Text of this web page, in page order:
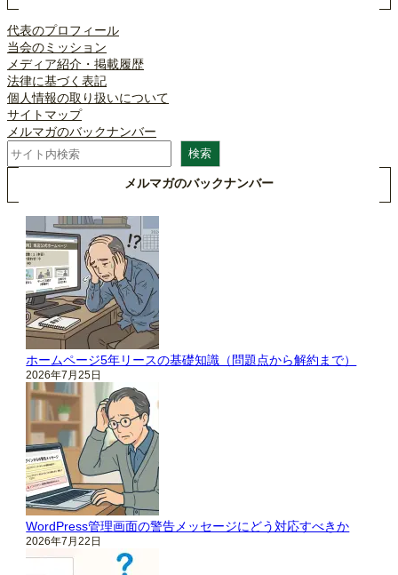
代表のプロフィール
当会のミッション
メディア紹介・掲載履歴
法律に基づく表記
個人情報の取り扱いについて
サイトマップ
メルマガのバックナンバー
検
索
検索
メルマガのバックナンバー
ホームページ5年リースの基礎知識（問題点から解約まで）
2026年7月25日
WordPress管理画面の警告メッセージにどう対応すべきか
2026年7月22日